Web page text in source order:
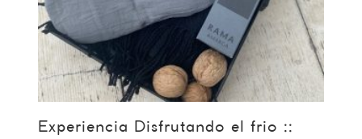
Experiencia Disfrutando el frio ::